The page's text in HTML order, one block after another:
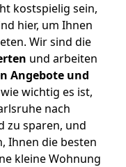
kostspielig sein,
hier, um Ihnen
Wir sind die
und arbeiten
Angebote und
wichtig es ist,
nach
zu sparen, und
Ihnen die besten
kleine Wohnung